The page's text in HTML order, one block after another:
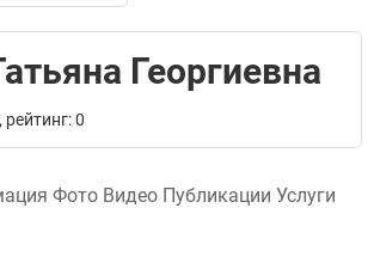
Георгиевна
0
Фото Видео Публикации Услуги